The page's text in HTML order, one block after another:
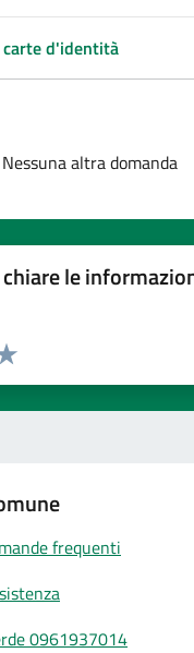
carte d'identità
Nessuna altra domanda
le
5 stelle su 5
4 stelle su 5
su 5
su 5
5
frequenti
0961937014